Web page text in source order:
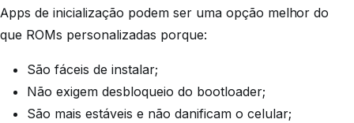
Apps de inicialização podem ser uma opção melhor do
que ROMs personalizadas porque:
São fáceis de instalar;
Não exigem desbloqueio do bootloader;
São mais estáveis ​​e não danificam o celular;